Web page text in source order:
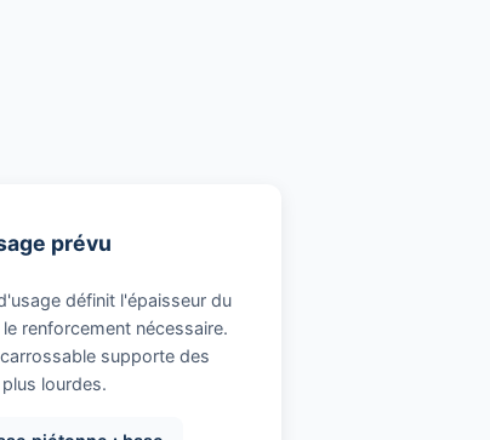
prévu
définit l'épaisseur du
renforcement nécessaire.
supporte des
lourdes.